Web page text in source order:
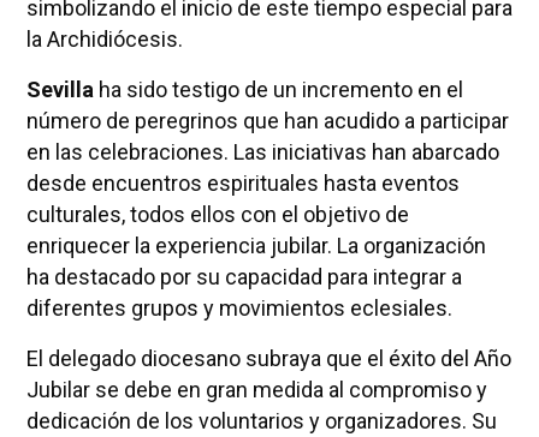
simbolizando el inicio de este tiempo especial para
la Archidiócesis.
Sevilla ha sido testigo de un incremento en el
número de peregrinos que han acudido a participar
en las celebraciones. Las iniciativas han abarcado
desde encuentros espirituales hasta eventos
culturales, todos ellos con el objetivo de
enriquecer la experiencia jubilar. La organización
ha destacado por su capacidad para integrar a
diferentes grupos y movimientos eclesiales.
El delegado diocesano subraya que el éxito del Año
Jubilar se debe en gran medida al compromiso y
dedicación de los voluntarios y organizadores. Su